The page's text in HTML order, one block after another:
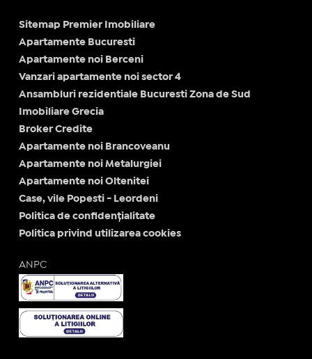
Sitemap Premier Imobiliare
Apartamente Bucuresti
Apartamente noi Berceni
Vanzari apartamente noi sector 4
Ansambluri rezidentiale Bucuresti Zona de Sud
Imobiliare Grecia
Broker Credite
Apartamente noi Brancoveanu
Apartamente noi Metalurgiei
Apartamente noi Oltenitei
Case, vile Popesti - Leordeni
Politica de confidențialitate
Politica privind utilizarea cookies
ANPC